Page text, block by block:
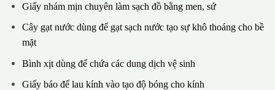
Giấy nhám mịn chuyên làm sạch đồ bằng men, sứ
Cây gạt nước dùng để gạt sạch nước tạo sự khô thoáng cho bề
mặt
Bình xịt dùng để chứa các dung dịch vệ sinh
Giấy báo để lau kính vào tạo độ bóng cho kính